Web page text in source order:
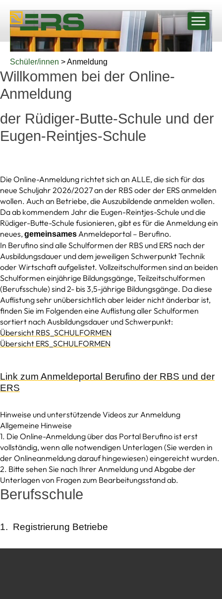
Schüler/innen > Anmeldung
Willkommen bei der Online-
Anmeldung
der Rüdiger-Butte-Schule und der
Eugen-Reintjes-Schule
Die Online-Anmeldung richtet sich an ALLE, die sich für das
neue Schuljahr 2026/2027 an der RBS oder der ERS anmelden
wollen. Auch an Betriebe, die Auszubildende anmelden wollen.
Da ab kommendem Jahr die Eugen-Reintjes-Schule und die
Rüdiger-Butte-Schule fusionieren, gibt es für die Anmeldung ein
neues, gemeinsames Anmeldeportal – Berufino.
In Berufino sind alle Schulformen der RBS und ERS nach der
Ausbildungsdauer und dem jeweiligen Schwerpunkt Technik
oder Wirtschaft aufgelistet. Vollzeitschulformen sind an beiden
Schulformen einjährige Bildungsgänge, Teilzeitschulformen
(Berufsschule) sind 2- bis 3,5-jährige Bildungsgänge. Da diese
Auflistung sehr unübersichtlich aber leider nicht änderbar ist,
finden Sie im Folgenden eine Auflistung aller Schulformen
sortiert nach Ausbildungsdauer und Schwerpunkt:
Übersicht RBS_SCHULFORMEN
Übersicht ERS_SCHULFORMEN
Link zum Anmeldeportal Berufino der RBS und der
ERS
Hinweise und unterstützende Videos zur Anmeldung
Allgemeine Hinweise
1. Die Online-Anmeldung über das Portal Berufino ist erst
vollständig, wenn alle notwendigen Unterlagen (Sie werden in
der Onlineanmeldung darauf hingewiesen) eingereicht wurden.
2. Bitte sehen Sie nach Ihrer Anmeldung und Abgabe der
Unterlagen von Fragen zum Bearbeitungsstand ab.
Berufsschule
1. Registrierung Betriebe